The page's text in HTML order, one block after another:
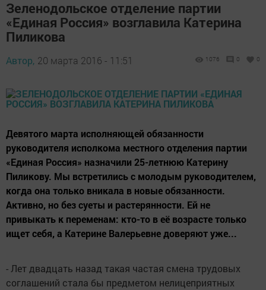
Зеленодольское отделение партии
«Единая Россия» возглавила Катерина
Пиликова
Автор, 20 марта 2016 - 11:51 1076 0 0
Девятого марта исполняющей обязанности
руководителя исполкома местного отделения партии
«Единая Россия» назначили 25-летнюю Катерину
Пиликову. Мы встретились с молодым руководителем,
когда она только вникала в новые обязанности.
Активно, но без суеты и растерянности. Ей не
привыкать к переменам: кто-то в её возрасте только
ищет себя, а Катерине Валерьевне доверяют уже...
- Лет двадцать назад такая частая смена трудовых
соглашений стала бы предметом нелицеприятных